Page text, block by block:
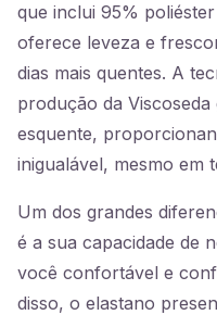
que inclui 95%
oferece leveza e
dias mais quentes. A
produção da
esquente,
inigualável, mesmo em
Um dos grandes
é a sua capacidade de
você confortável e
disso, o elastano